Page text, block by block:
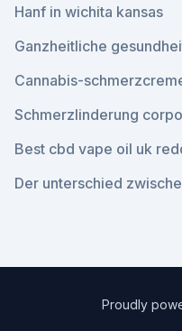
Hanf in wichita kansas
Ganzheitliche
Cannabis-
Schmerzlinderung
Best cbd vape oil uk
Der unterschied
Proudly